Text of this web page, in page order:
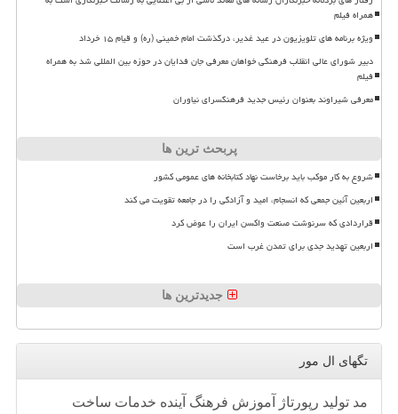
همراه فیلم
ویژه برنامه های تلویزیون در عید غدیر، درگذشت امام خمینی (ره) و قیام ۱۵ خرداد
دبیر شورای عالی انقلاب فرهنگی خواهان معرفی جان فدایان در حوزه بین المللی شد به همراه
فیلم
معرفی شیراوند بعنوان رئیس جدید فرهنگسرای نیاوران
پربحث ترین ها
شروع به کار موکب باید برخاست نهاد کتابخانه های عمومی کشور
اربعین آئین جمعی که انسجام، امید و آزادگی را در جامعه تقویت می کند
قراردادی که سرنوشت صنعت واکسن ایران را عوض کرد
اربعین تهدید جدی برای تمدن غرب است
جدیدترین ها
تگهای ال مور
مد تولید رپورتاژ آموزش فرهنگ آینده خدمات ساخت